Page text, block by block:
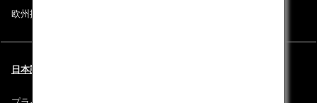
欧州採用情報
日本語 | France (都市と言語を選択してください)